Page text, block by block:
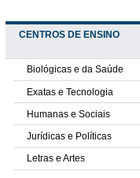
CENTROS DE ENSINO
Biológicas e da Saúde
Exatas e Tecnologia
Humanas e Sociais
Jurídicas e Políticas
Letras e Artes